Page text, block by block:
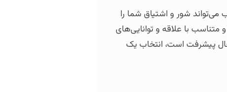
شور و اشتیاق شما را
با علاقه و توانایی‌های
پیشرفت است، انتخاب یک